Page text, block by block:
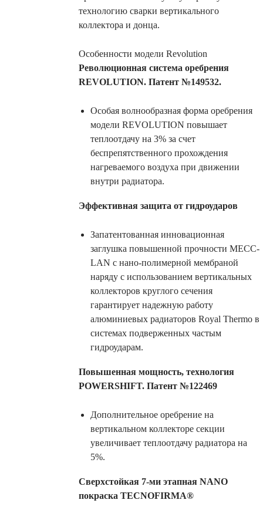
технологию сварки вертикального
коллектора и донца.
Особенности модели Revolution
Революционная система оребрения
REVOLUTION. Патент №149532.
Особая волнообразная форма оребрения
модели REVOLUTION повышает
теплоотдачу на 3% за счет
беспрепятственного прохождения
нагреваемого воздуха при движении
внутри радиатора.
Эффективная защита от гидроударов
Запатентованная инновационная
заглушка повышенной прочности MECC-
LAN с нано-полимерной мембраной
наряду с использованием вертикальных
коллекторов круглого сечения
гарантирует надежную работу
алюминиевых радиаторов Royal Thermo в
системах подверженных частым
гидроударам.
Повышенная мощность, технология
POWERSHIFT. Патент №122469
Дополнительное оребрение на
вертикальном коллекторе секции
увеличивает теплоотдачу радиатора на
5%.
Сверхстойкая 7-ми этапная NANO
покраска TECNOFIRMA®